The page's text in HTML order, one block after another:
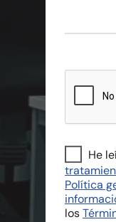
He
Política
los